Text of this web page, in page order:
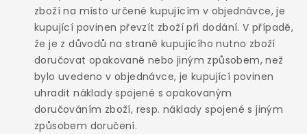
zboží na místo určené kupujícím v objednávce, je
kupující povinen převzít zboží při dodání. V případě,
že je z důvodů na straně kupujícího nutno zboží
doručovat opakovaně nebo jiným způsobem, než
bylo uvedeno v objednávce, je kupující povinen
uhradit náklady spojené s opakovaným
doručováním zboží, resp. náklady spojené s jiným
způsobem doručení.